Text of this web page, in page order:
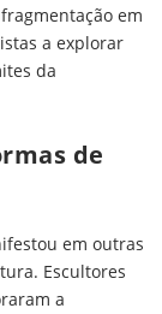
em
a explorar
da
de
em outras
Escultores
a